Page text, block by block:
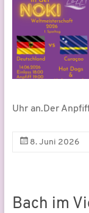
Uhr an.Der
8. Juni 2026
Bach im